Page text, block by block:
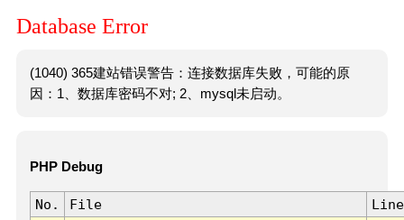
Database Error
(1040) 365建站错误警告：连接数据库失败，可能的原
因：1、数据库密码不对; 2、mysql未启动。
PHP Debug
No. File
Line